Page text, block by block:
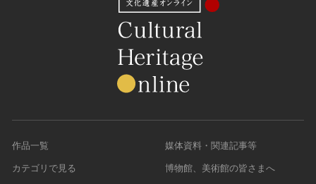
作品一覧
カテゴリで見る
媒体資料・関連記事等
博物館、美術館の皆さまへ